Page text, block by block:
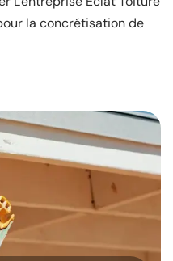
la concrétisation de